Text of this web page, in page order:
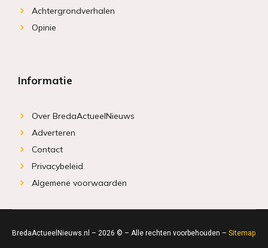
Achtergrondverhalen
Opinie
Informatie
Over BredaActueelNieuws
Adverteren
Contact
Privacybeleid
Algemene voorwaarden
BredaActueelNieuws.nl – 2026 © – Alle rechten voorbehouden – Sitemap